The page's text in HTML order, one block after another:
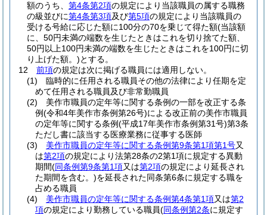
額のうち、 第4条第2項の規定により当該職員の属する職務
の級並びに第4条第3項及び第5項の規定により当該職員の
受ける号給に応じた額に100分の70を乗じて得た額(当該額
に、50円未満の端数を生じたときはこれを切り捨てた額、
50円以上100円未満の端数を生じたときはこれを100円に切
り上げた額。)とする。
12
前項の規定は次に掲げる職員には適用しない。
(1)
臨時的に任用される職員その他の法律により任期を定
めて任用される職員及び非常勤職員
(2)
美作市職員の定年等に関する条例の一部を改正する条
例(令和4年美作市条例第26号)による改正前の美作市職員
の定年等に関する条例(平成17年美作市条例第31号)第3条
ただし書に該当する医療業務に従事する医師
(3)
美作市職員の定年等に関する条例第9条第1項第1号又
は第2項の規定により法第28条の2第1項に規定する異動
期間(同条例第9条第1項又は第2項の規定により延長され
た期間を含む。)を延長された同条第6条に規定する職を
占める職員
(4)
美作市職員の定年等に関する条例第4条第1項又は第2
項の規定により勤務している職員(同条例第2条に規定す